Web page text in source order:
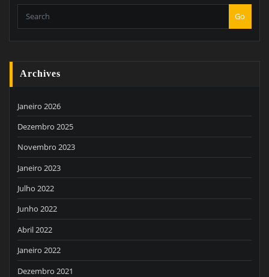
Go
Archives
Janeiro 2026
Dezembro 2025
Novembro 2023
Janeiro 2023
Julho 2022
Junho 2022
Abril 2022
Janeiro 2022
Dezembro 2021